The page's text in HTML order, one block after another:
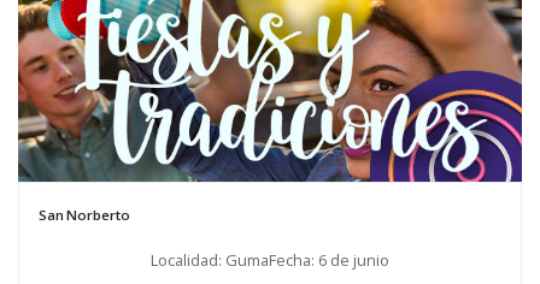
San Norberto
Localidad: GumaFecha: 6 de junio